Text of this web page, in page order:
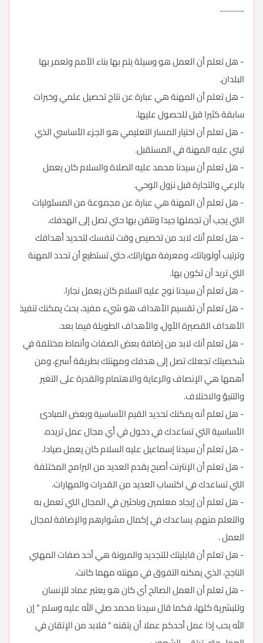
..............
- هل تعلم أن العمل هو وسيلة يتم بها بناء الأمم وتعمر بها
البلدان.
- هل تعلم أن المهنة هي عبارة عن نتاج تحصيل علمي وخبرات
سابقة كثيرا قبل للحصول عليها.
- هل تعلم أن اختيار المسار التعليمي هو الجزء الأساسي الذي
تبني عليه المهنة في المستقبل.
- هل تعلم أن سيدنا محمد عليه الصلاة والسلام كان يعمل
بالرعي والتجارة قبل نزول الوحي.
- هل تعلم أن المهنة هي عبارة عن مجموعة من المسئوليات
التي يجب أن تجملها جيدا وتتقن بها حتي تصل إلى الهدفك.
- هل تعلم أنك لابد من تخصيص وقت لنفسك لتحديد أهدافك
وترتيب أولوياتك، ومعرفة مهاراتك، حتي تستطيع أن تحدد المهنة
التي تريد أن تكون بها.
- هل تعلم أن سيدنا نوح عليه السلام كان يعمل نجارا.
- هل تعلم أن تقسيم الأهداف هو شيء مفيد، بحث يمكنك تنفيذ
الأهداف القصيرة الأول، والأهداف الطويلة فيما بعد.
- هل تعلم أنك لابد من إضافة بعض الصفات وأنماط مختلفة في
شخصيتك تجعلك تصل إلى هدفك ومهنتك بطريقة أسرع، ومن
أهمها هي الإنصاف والرعاية والاهتمام والقدرة على التغير
والتنبؤ والاختلاف.
- هل تعلم أنه يمكنك تحديد القيم الأساسية وبعض المبادئ
الأساسية التي تساعدك في دخول في أي مجال عمل تريده.
- هل تعلم أن سيدنا إسماعيل عليه السلام كان يعمل صيادا.
- هل تعلم أن الإنترنت أصبح يقدم العديد من البرامج المختلفة
التي تساعدك في اكتساب العديد من القدرات والمهارات.
- هل تعلم أن إيجاد معلمين وباحثين في المجال التي تعمل به
والتعلم منهم، يساعدك في إكمال مشوارهم والإضافة لمجال
العمل .
- هل تعلم أن قابليتك للتجديد والمرونة هي أحد صفات المهني
الناجح، الذي يمكنه التفوق في مهنته مهما كانت.
- هل تعلم أن العمل الصالح أي كان هو يعتبر عماد للإنسان
وللبشرية كلها، فكما قال سيدنا محمد صلي الله عليه وسلم " إن
الله يحب إذا عمل أحدكم عملا أن يتقنه " فلابد من الإتقان في